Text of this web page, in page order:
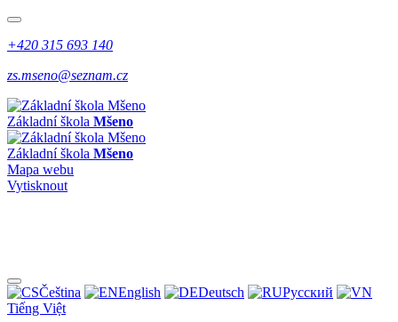
+420 315 693 140
zs.mseno@seznam.cz
Základní škola Mšeno
Základní škola Mšeno
Mapa webu
Vytisknout
Čeština English Deutsch
Pусский
Tiếng Việt